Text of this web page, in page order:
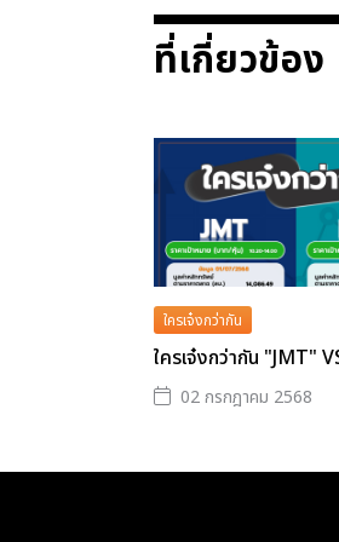
ที่เกี่ยวข้อง
ใครเจ๋งกว่ากัน
ใครเจ๋งกว่ากัน "JMT"
02 กรกฎาคม 2568